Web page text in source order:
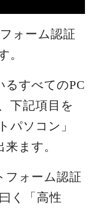
ォーム認証
。
るすべてのPC
下記項目を
パソコン」
ます。
フォーム認証
く「高性